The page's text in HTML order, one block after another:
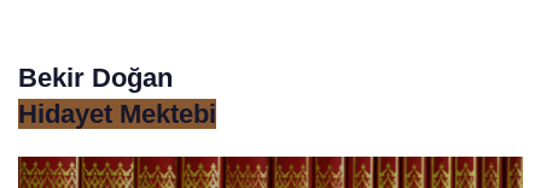
Bekir Doğan
Hidayet Mektebi